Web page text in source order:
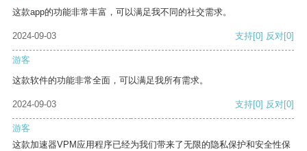
这款app的功能非常丰富，可以满足我不同的社交需求。
2024-09-03 支持[0] 反对[0]
游客
这款软件的功能非常全面，可以满足我所有需求。
2024-09-03 支持[0] 反对[0]
游客
这款加速器VPM应用程序已经为我们带来了无限的隐私保护和安全性保